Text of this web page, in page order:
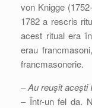
von Knigge
1782 a rescris
acest ritual era
erau
francmasonerie.
– Au reuşit aceşti
– Într-un fel da.